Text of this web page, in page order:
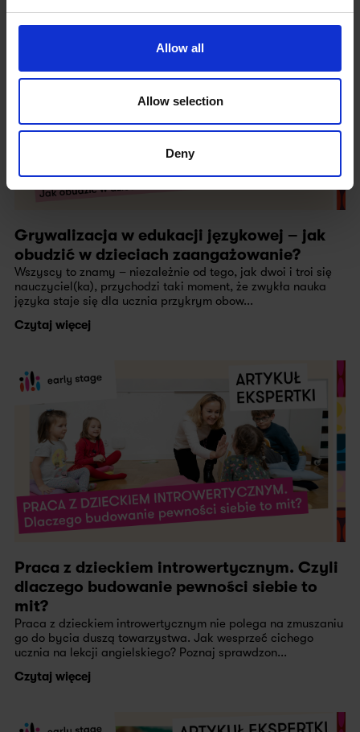
Allow all
Allow selection
Deny
Grywalizacja w edukacji językowej – jak
obudzić w dzieciach zaangażowanie?
Wszyscy to znamy – niezależnie od tego, jak dwoi i troi się
nauczyciel(ka), przychodzi taki moment, że zwykła nauka
języka staje się dla ucznia przykrym obow...
Czytaj więcej
Praca z dzieckiem introwertycznym. Czyli
dlaczego budowanie pewności siebie to
mit?
Praca z dzieckiem introwertycznym nie polega na zmuszaniu
go do bycia duszą towarzystwa. Jak wesprzeć cichego
ucznia na lekcji angielskiego? Poznaj sprawdzon...
Czytaj więcej